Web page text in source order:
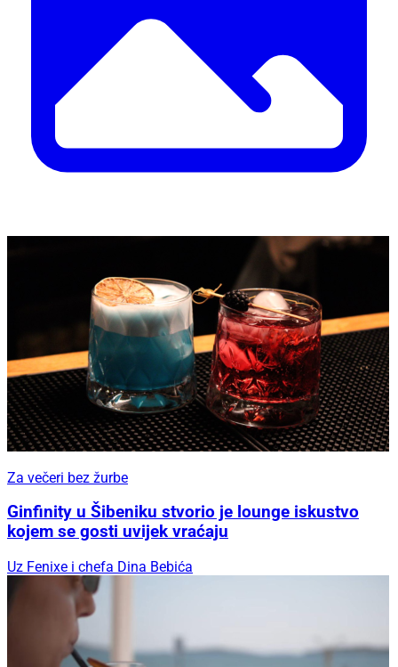
Za večeri bez žurbe
Ginfinity u Šibeniku stvorio je lounge iskustvo
kojem se gosti uvijek vraćaju
Uz Fenixe i chefa Dina Bebića